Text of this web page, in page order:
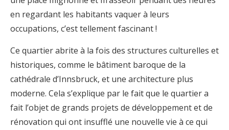
en regardant les habitants vaquer à leurs
occupations, c’est tellement fascinant !
Ce quartier abrite à la fois des structures culturelles et
historiques, comme le bâtiment baroque de la
cathédrale d’Innsbruck, et une architecture plus
moderne. Cela s’explique par le fait que le quartier a
fait l’objet de grands projets de développement et de
rénovation qui ont insufflé une nouvelle vie à ce qui